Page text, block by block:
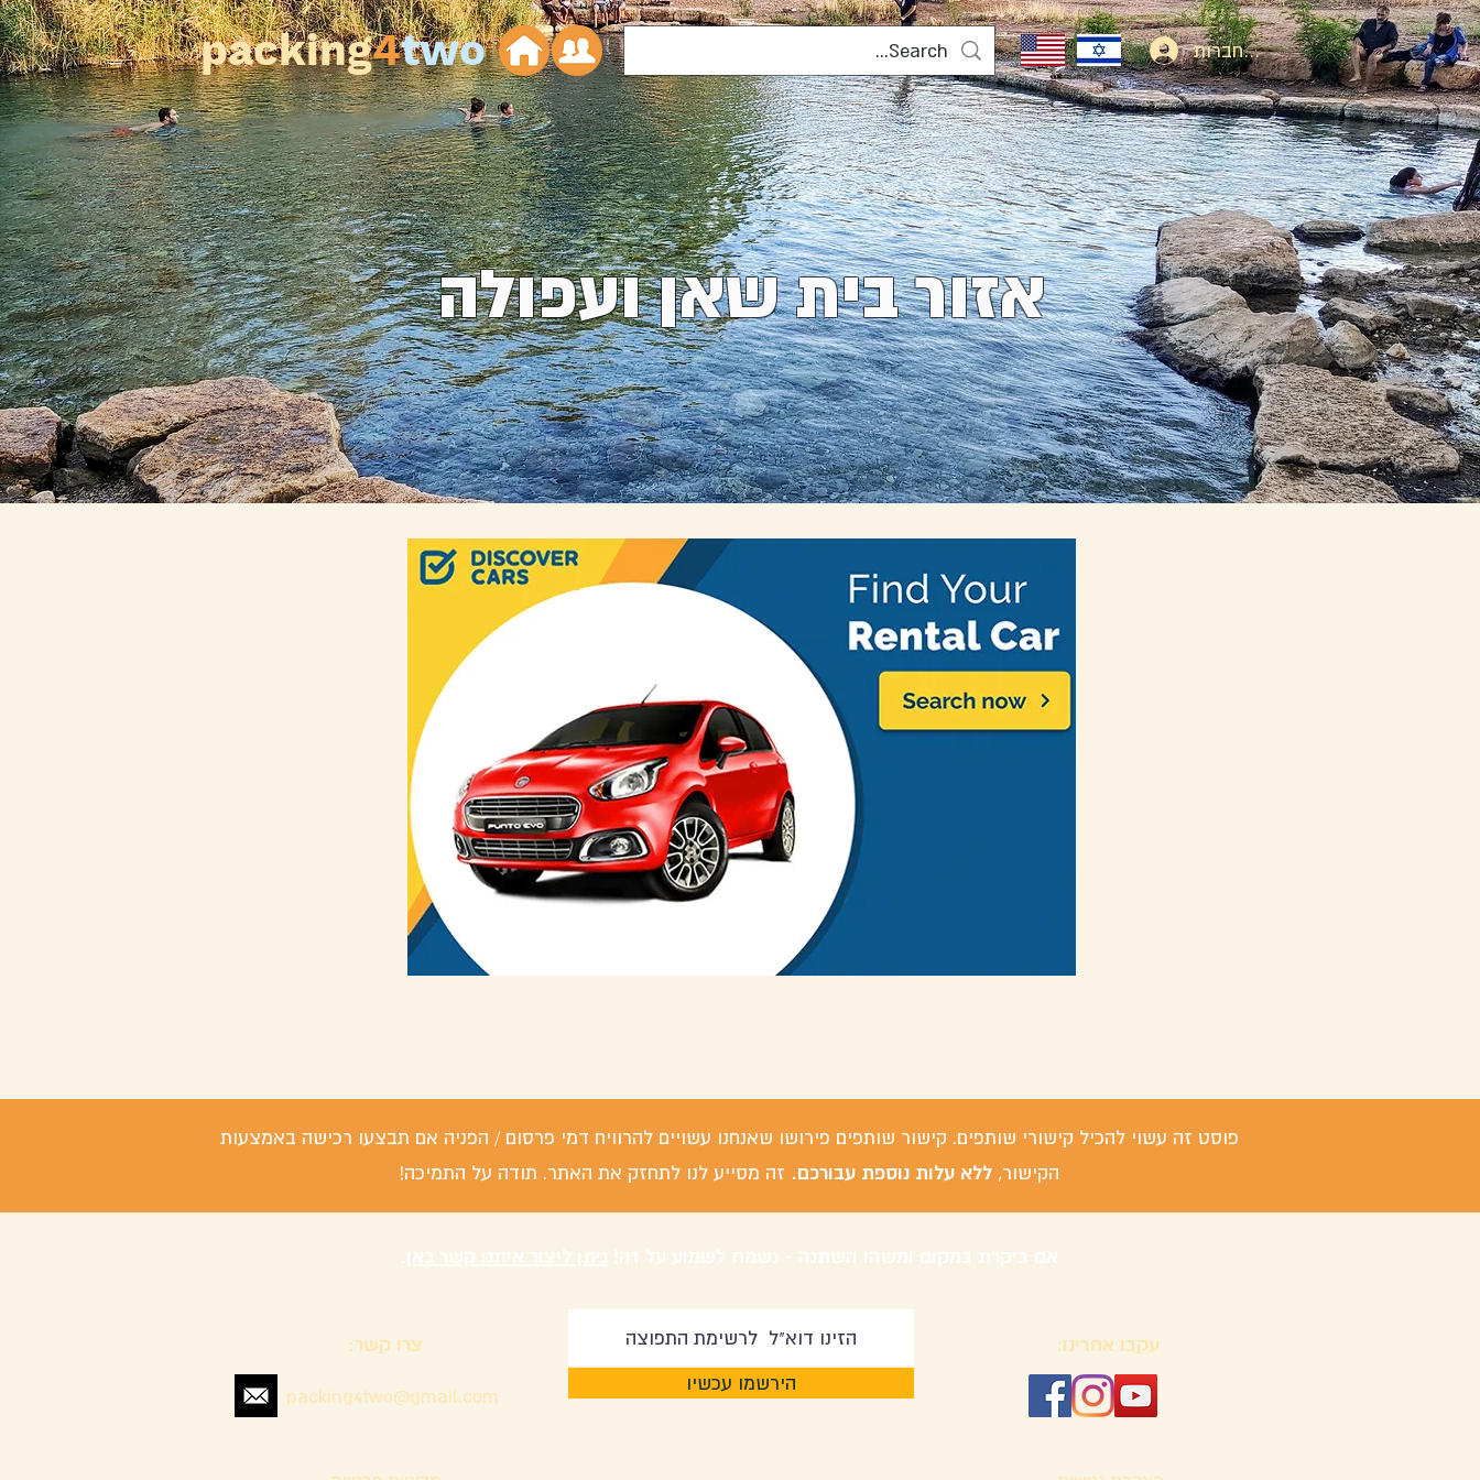
packing4two להתחברות
אזור בית שאן ועפולה
פוסט זה עשוי להכיל קישורי שותפים. קישור שותפים פירושו שאנחנו עשויים להרוויח דמי פרסום / הפניה אם תבצעו רכישה באמצעות
הקישור,ללא עלות נוספת עבורכם. זה מסייע לנו לתחזק את האתר. תודה על התמיכה!
אם ביקרת במקום ומשהו השתנה - נשמח לשמוע על זה! ניתן ליצור איתנו קשר כאן.
הירשמו עכשיו
packing4two@gmail.com
עקבו אחרינו: צרו קשר: